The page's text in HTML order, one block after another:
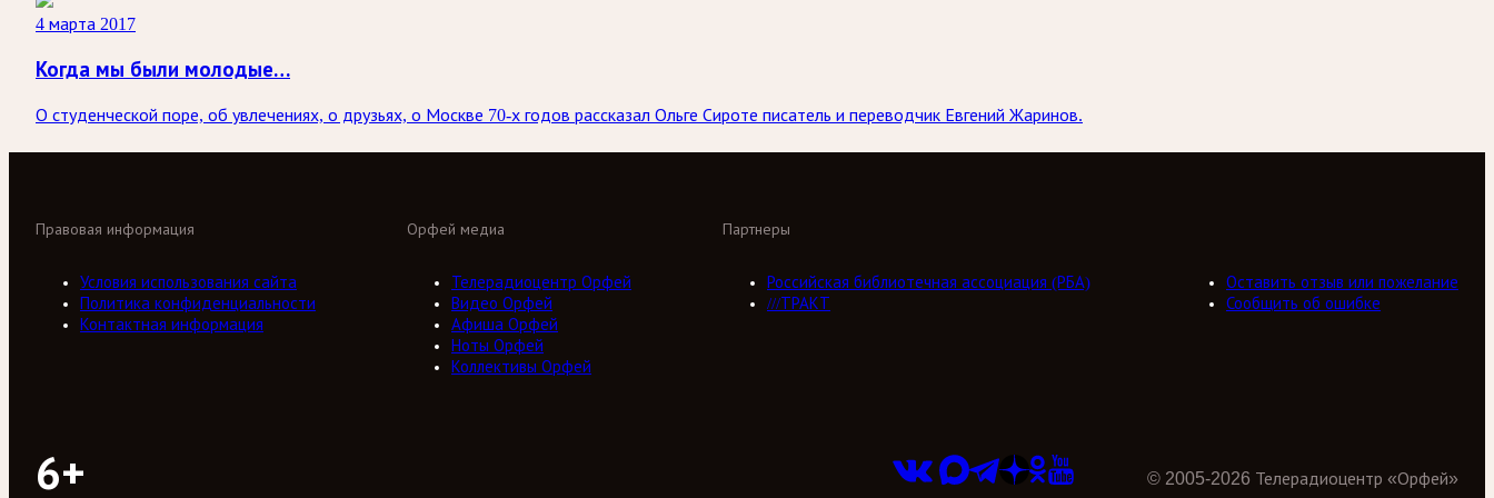
4 марта 2017
Когда мы были молодые…
О студенческой поре, об увлечениях, о друзьях, о Москве 70-х годов рассказал Ольге Сироте писатель и переводчик Евгений Жаринов.
Орфей медиа
Телерадиоцентр Орфей
Видео Орфей
Афиша Орфей
Ноты Орфей
Коллективы Орфей
Партнеры
Российская библиотечная ассоциация (РБА)
///ТРАКТ
Правовая информация
Условия использования сайта
Политика конфиденциальности
Контактная информация
Оставить отзыв или пожелание
Сообщить об ошибке
6+ © 2005-2026 Телерадиоцентр «Орфей»